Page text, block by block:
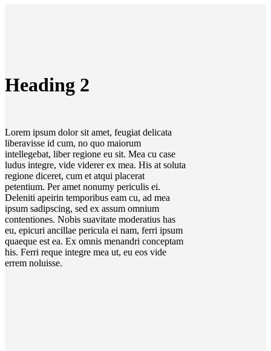
Heading 2
Lorem ipsum dolor sit amet, feugiat delicata
liberavisse id cum, no quo maiorum
intellegebat, liber regione eu sit. Mea cu case
ludus integre, vide viderer ex mea. His at soluta
regione diceret, cum et atqui placerat
petentium. Per amet nonumy periculis ei.
Deleniti apeirin temporibus eam cu, ad mea
ipsum sadipscing, sed ex assum omnium
contentiones. Nobis suavitate moderatius has
eu, epicuri ancillae pericula ei nam, ferri ipsum
quaeque est ea. Ex omnis menandri conceptam
his. Ferri reque integre mea ut, eu eos vide
errem noluisse.